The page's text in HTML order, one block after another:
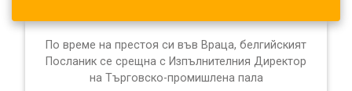
По време на престоя си във Враца, белгийският
Посланик се срещна с Изпълнителния Директор
на Търговско-промишлена пала